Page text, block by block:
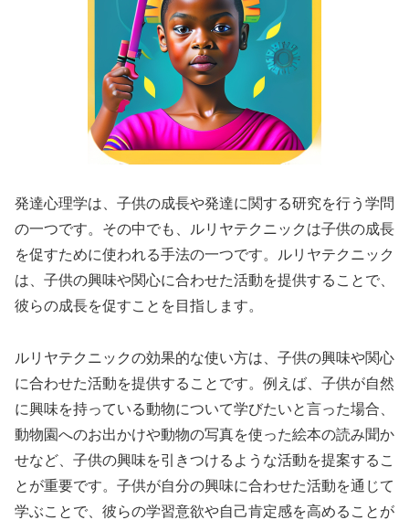
発達心理学は、子供の成長や発達に関する研究を行う学問
の一つです。その中でも、ルリヤテクニックは子供の成長
を促すために使われる手法の一つです。ルリヤテクニック
は、子供の興味や関心に合わせた活動を提供することで、
彼らの成長を促すことを目指します。
ルリヤテクニックの効果的な使い方は、子供の興味や関心
に合わせた活動を提供することです。例えば、子供が自然
に興味を持っている動物について学びたいと言った場合、
動物園へのお出かけや動物の写真を使った絵本の読み聞か
せなど、子供の興味を引きつけるような活動を提案するこ
とが重要です。子供が自分の興味に合わせた活動を通じて
学ぶことで、彼らの学習意欲や自己肯定感を高めることが